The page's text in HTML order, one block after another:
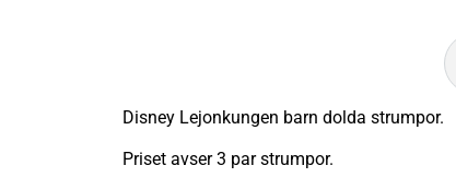
Disney Lejonkungen barn dolda strumpor.
Priset avser 3 par strumpor.